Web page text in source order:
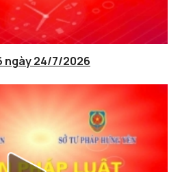
ngày 24/7/2026